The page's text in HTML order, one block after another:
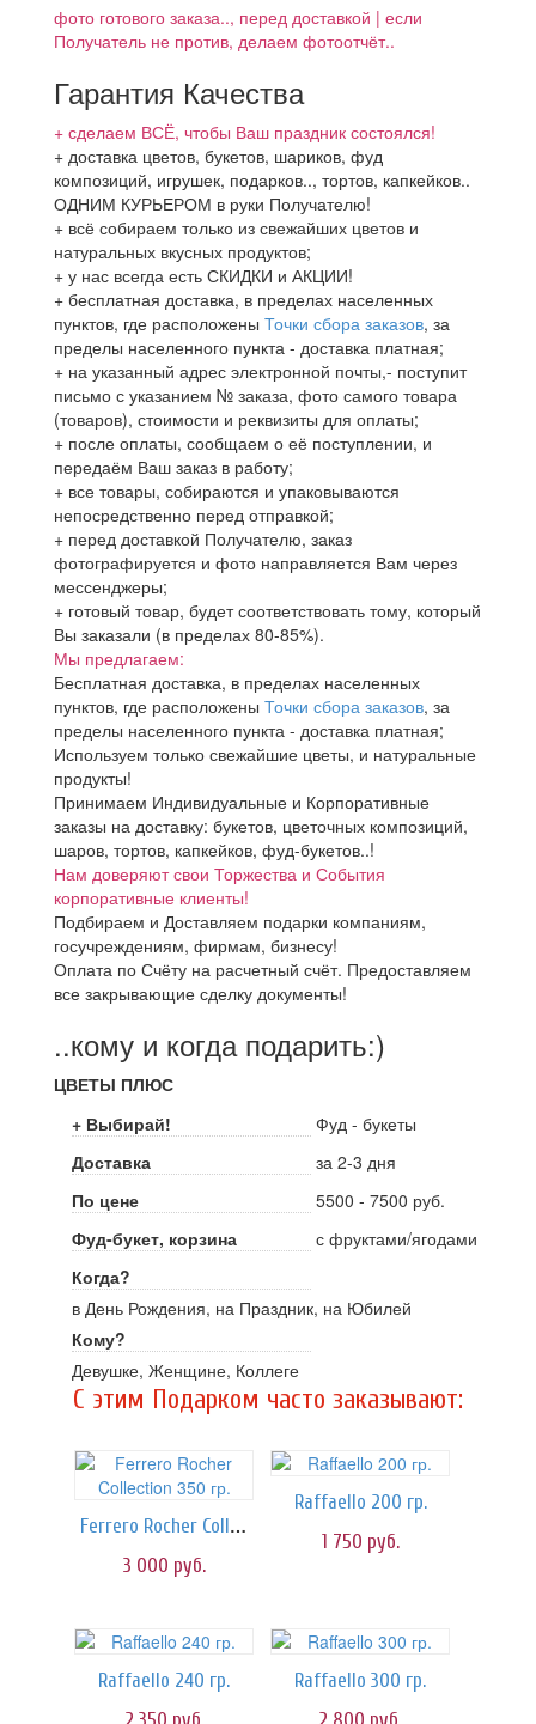
фото готового заказа.., перед доставкой | если
Получатель не против, делаем фотоотчёт..
Гарантия Качества
+ сделаем ВСЁ, чтобы Ваш праздник состоялся!
+ доставка цветов, букетов, шариков, фуд
композиций, игрушек, подарков.., тортов, капкейков..
ОДНИМ КУРЬЕРОМ в руки Получателю!
+ всё собираем только из свежайших цветов и
натуральных вкусных продуктов;
+ у нас всегда есть СКИДКИ и АКЦИИ!
+ бесплатная доставка, в пределах населенных
пунктов, где расположены Точки сбора заказов, за
пределы населенного пункта - доставка платная;
+ на указанный адрес электронной почты,- поступит
письмо с указанием № заказа, фото самого товара
(товаров), стоимости и реквизиты для оплаты;
+ после оплаты, сообщаем о её поступлении, и
передаём Ваш заказ в работу;
+ все товары, собираются и упаковываются
непосредственно перед отправкой;
+ перед доставкой Получателю, заказ
фотографируется и фото направляется Вам через
мессенджеры;
+ готовый товар, будет соответствовать тому, который
Вы заказали (в пределах 80-85%).
Мы предлагаем:
Бесплатная доставка, в пределах населенных
пунктов, где расположены Точки сбора заказов, за
пределы населенного пункта - доставка платная;
Используем только свежайшие цветы, и натуральные
продукты!
Принимаем Индивидуальные и Корпоративные
заказы на доставку: букетов, цветочных композиций,
шаров, тортов, капкейков, фуд-букетов..!
Нам доверяют свои Торжества и События
корпоративные клиенты!
Подбираем и Доставляем подарки компаниям,
госучреждениям, фирмам, бизнесу!
Оплата по Счёту на расчетный счёт. Предоставляем
все закрывающие сделку документы!
..кому и когда подарить:)
ЦВЕТЫ ПЛЮС
+ Выбирай!
Фуд - букеты
Доставка
за 2-3 дня
По цене
5500 - 7500 руб.
Фуд-букет, корзина
с фруктами/ягодами
Когда?
в День Рождения, на Праздник, на Юбилей
Кому?
Девушке, Женщине, Коллеге
C этим Подарком часто заказывают:
Ferrero Rocher Collection 350 гр.
3 000 руб.
Raffaello 200 гр.
1 750 руб.
Raffaello 240 гр.
Raffaello 300 гр.